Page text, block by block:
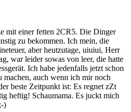
mit einer fetten 2CR5. Die Dinger
zu bekommen. Ich mein, die
aber heutzutage, uiuiui, Herr
war leider sowas von leer, die hatte
Ich habe jedenfalls jetzt schon
auch wenn ich mir noch
beste Zeitpunkt ist: Es regnet zZt
heftig! Schaumama. Es juckt mich